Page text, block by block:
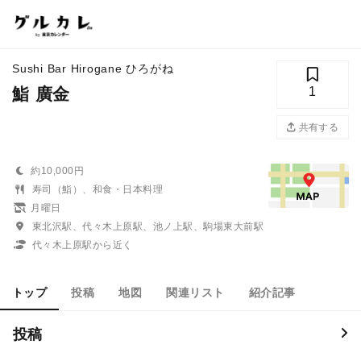
Sushi Bar Hirogane ひろがね
鮨 廣金 1
共有する
約10,000円
寿司（鮨）、和食・日本料理
月曜日
東北沢駅、代々木上原駅、池ノ上駅、駒場東大前駅
代々木上原駅から近く
トップ 投稿 地図 関連リスト 紹介記事
投稿